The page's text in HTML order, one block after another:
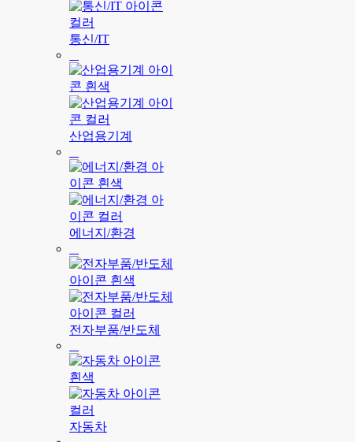
통신/IT
산업용기계
에너지/환경
전자부품/반도체
자동차